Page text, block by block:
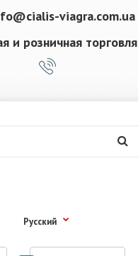
viagra.com.ua
и розничная торговля
Русский